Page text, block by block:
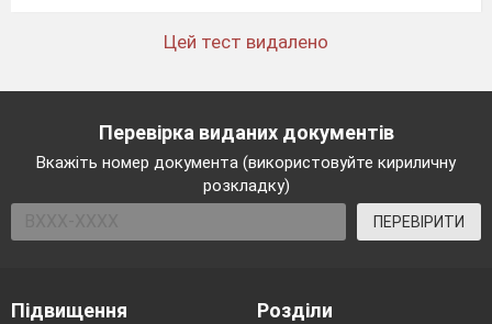
Цей тест видалено
Перевірка виданих документів
Вкажіть номер документа (використовуйте кириличну
розкладку)
ПЕРЕВІРИТИ
Підвищення
Розділи